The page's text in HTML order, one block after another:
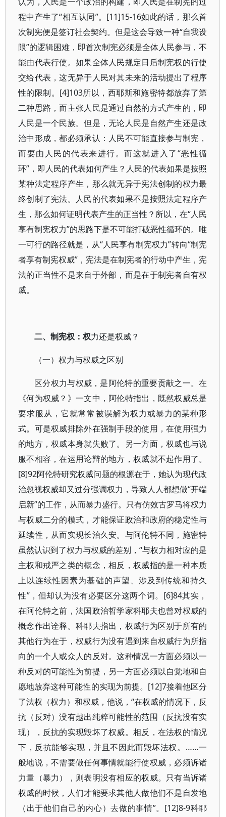
程中产生了“相互认同”。[11]15-16如此的话，那么首
次制宪便是签订社会契约。但是这会导致一种“自我设
限”的逻辑困难，即首次制宪必须是全体人民参与，不
能由代表行使。如果全体人民规定日后制宪权的行使
交给代表，这无异于人民对其未来的活动提出了程序
性的限制。[4]103所以，西耶斯和施密特都放弃了第
二种思路，而主张人民是通过自然的方式产生的，即
人民是一个民族。但是，无论人民是自然产生还是政
治中形成，都必须承认：人民不可能直接参与制宪，
而要由人民的代表来进行。而这就进入了“恶性循
环”，即人民的代表如何产生？人民的代表如果是按照
某种法定程序产生，那么就无异于宪法创制的权力最
终创制了宪法。人民的代表如果不是按照法定程序产
生，那么如何证明代表产生的正当性？所以，在“人民
享有制宪权力”的思路下是不可能打破恶性循环的。唯
一可行的路径就是，从“人民享有制宪权力”转向“制宪
者享有制宪权威”，宪法是在制宪者的行动中产生，宪
法的正当性不是来自于外部，而是在于制宪者自有权
威。
二、制宪权：权力还是权威？
（一）权力与权威之区别
区分权力与权威，是阿伦特的重要贡献之一。在
《何为权威？》一文中，阿伦特指出，既然权威总是
要求服从，它就常常被误解为权力或暴力的某种形
式。可是权威排除外在强制手段的使用，在使用强力
的地方，权威本身就失败了。另一方面，权威也与说
服不相容，在运用论辩的地方，权威就不起作用了。
[8]92阿伦特研究权威问题的根源在于，她认为现代政
治忽视权威却又过分强调权力，导致人人都想做“开端
启新”的工作，从而暴力盛行。只有仿效古罗马将权力
与权威二分的模式，才能保证政治和政府的稳定性与
延续性，从而实现长治久安。与阿伦特不同，施密特
虽然认识到了权力与权威的差别，“与权力相对应的是
主权和戒严之类的概念，相反，权威指的是一种本质
上以连续性因素为基础的声望、涉及到传统和持久
性”，但却认为没有必要区分这两个词。[6]84其实，
在阿伦特之前，法国政治哲学家科耶夫也曾对权威的
概念作出诠释。科耶夫指出，权威行为区别于所有的
其他行为在于，权威行为没有遇到来自权威行为所指
向的一个人或众人的反对。这种情况一方面必须以一
种反对的可能性为前提，另一方面必须以自觉地和自
愿地放弃这种可能性的实现为前提。[12]7接着他区分
了法权（权力）和权威，他说，“在权威的情况下，反
抗（反对）没有越出纯粹可能性的范围（反抗没有实
现），反抗的实现毁坏了权威。相反，在法权的情况
下，反抗能够实现，并且不因此而毁坏法权。……一
般地说，不需要做任何事情就能行使权威，必须诉诸
力量（暴力），则表明没有相应的权威。只有当诉诸
权威的时候，人们才能要求其他人做他们不是自发地
（出于他们自己的内心）去做的事情”。[12]8-9科耶